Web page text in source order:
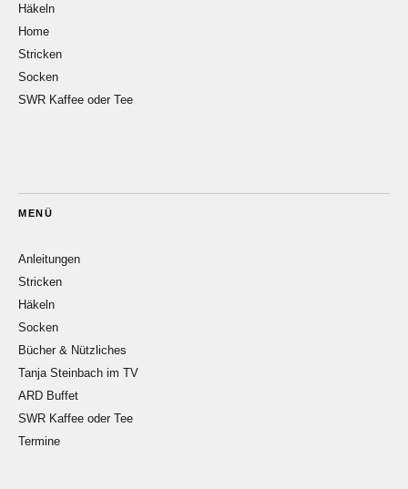
Häkeln
Home
Stricken
Socken
SWR Kaffee oder Tee
MENÜ
Anleitungen
Stricken
Häkeln
Socken
Bücher & Nützliches
Tanja Steinbach im TV
ARD Buffet
SWR Kaffee oder Tee
Termine